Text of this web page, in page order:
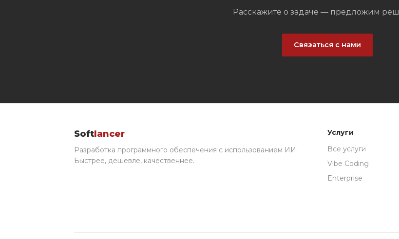
Расскажите о задаче — предложим
Связаться с нами
Softlancer
Разработка программного обеспечения с использованием ИИ.
Быстрее, дешевле, качественнее.
Услуги
Все услуги
Vibe Coding
Enterprise